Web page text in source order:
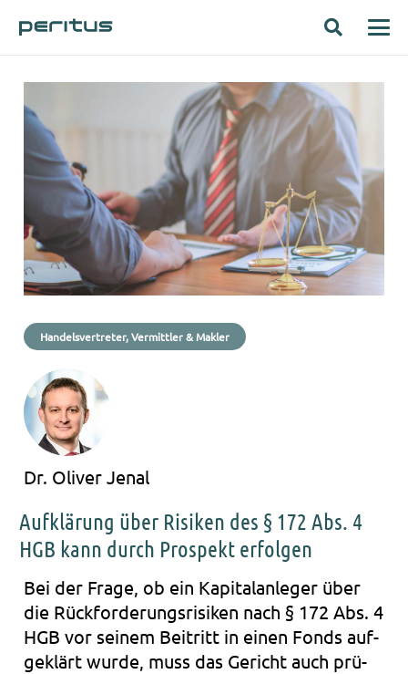
Handelsvertreter, Vermittler & Makler
Dr. Oliver Jenal
Aufklärung über Risiken des § 172 Abs. 4
HGB kann durch Prospekt erfolgen
Bei der Frage, ob ein Kapi­tal­an­le­ger über
die Rück­for­de­rungs­ri­si­ken nach § 172 Abs. 4
HGB vor sei­nem Bei­tritt in einen Fonds auf­
ge­klärt wurde, muss das Gericht auch prü­